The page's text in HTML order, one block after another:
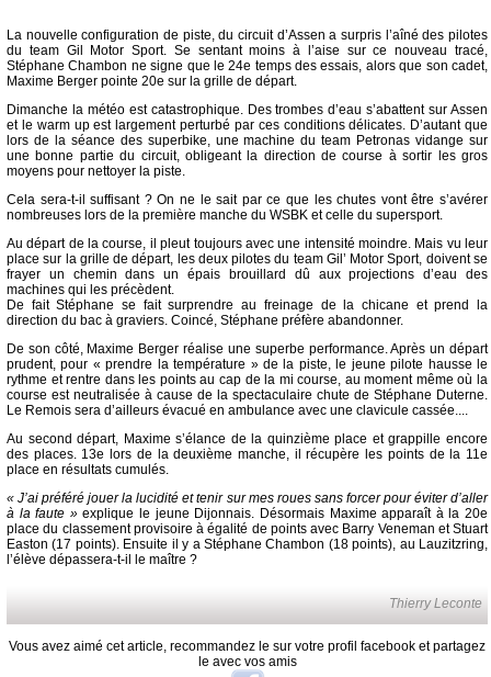
La nouvelle configuration de piste, du circuit d’Assen a surpris l’aîné des pilotes
du team Gil Motor Sport. Se sentant moins à l’aise sur ce nouveau tracé,
Stéphane Chambon ne signe que le 24e temps des essais, alors que son cadet,
Maxime Berger pointe 20e sur la grille de départ.
Dimanche la météo est catastrophique. Des trombes d’eau s’abattent sur Assen
et le warm up est largement perturbé par ces conditions délicates. D’autant que
lors de la séance des superbike, une machine du team Petronas vidange sur
une bonne partie du circuit, obligeant la direction de course à sortir les gros
moyens pour nettoyer la piste.
Cela sera-t-il suffisant ? On ne le sait par ce que les chutes vont être s’avérer
nombreuses lors de la première manche du WSBK et celle du supersport.
Au départ de la course, il pleut toujours avec une intensité moindre. Mais vu leur
place sur la grille de départ, les deux pilotes du team Gil’ Motor Sport, doivent se
frayer un chemin dans un épais brouillard dû aux projections d’eau des
machines qui les précèdent.
De fait Stéphane se fait surprendre au freinage de la chicane et prend la
direction du bac à graviers. Coincé, Stéphane préfère abandonner.
De son côté, Maxime Berger réalise une superbe performance. Après un départ
prudent, pour « prendre la température » de la piste, le jeune pilote hausse le
rythme et rentre dans les points au cap de la mi course, au moment même où la
course est neutralisée à cause de la spectaculaire chute de Stéphane Duterne.
Le Remois sera d’ailleurs évacué en ambulance avec une clavicule cassée....
Au second départ, Maxime s’élance de la quinzième place et grappille encore
des places. 13e lors de la deuxième manche, il récupère les points de la 11e
place en résultats cumulés.
« J’ai préféré jouer la lucidité et tenir sur mes roues sans forcer pour éviter d’aller
à la faute »explique le jeune Dijonnais. Désormais Maxime apparaît à la 20e
place du classement provisoire à égalité de points avec Barry Veneman et Stuart
Easton (17 points). Ensuite il y a Stéphane Chambon (18 points), au Lauzitzring,
l’élève dépassera-t-il le maître ?
Thierry Leconte
Vous avez aimé cet article, recommandez le sur votre profil facebook et partagez
le avec vos amis